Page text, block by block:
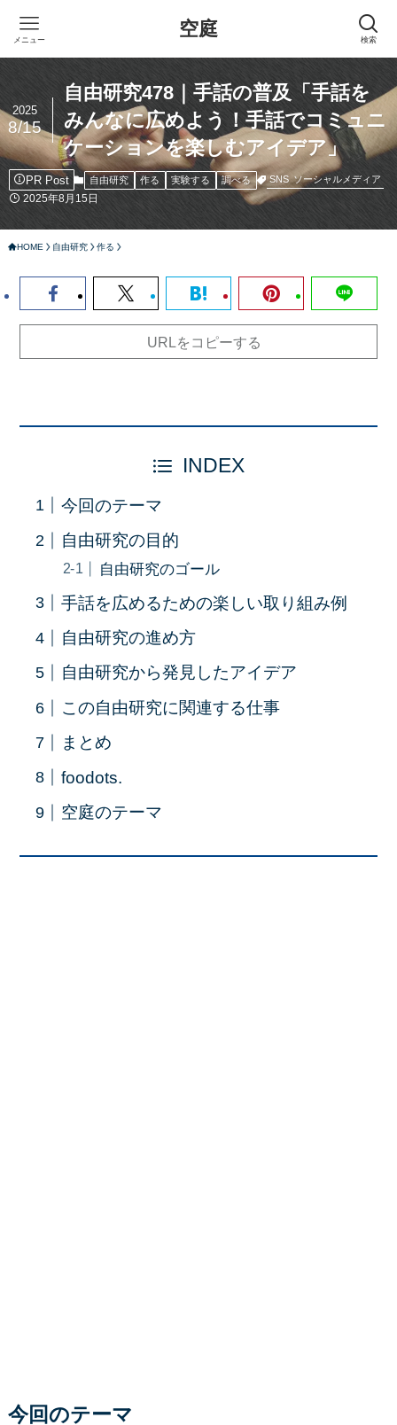
空庭 検索
メニュー
自由研究478｜手話の普及「手話を
みんなに広めよう！手話でコミュニ
ケーションを楽しむアイデア」
2025
8/15
PR Post 自由研究 作る 実験する 調べる SNS ソーシャルメディア
2025年8月15日
HOME 自由研究 作る
URLをコピーする
INDEX
今回のテーマ
自由研究の目的
自由研究のゴール
手話を広めるための楽しい取り組み例
自由研究の進め方
自由研究から発見したアイデア
この自由研究に関連する仕事
まとめ
foodots.
空庭のテーマ
今回のテーマ